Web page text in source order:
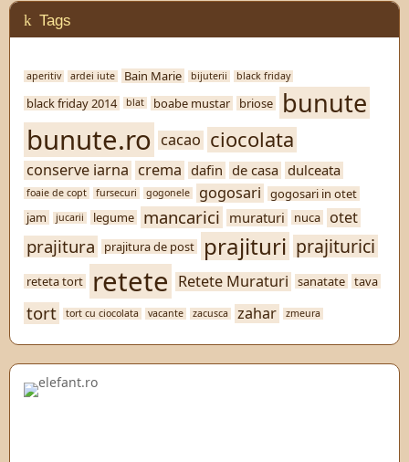
Tags
aperitiv ardei iute Bain Marie bijuterii black friday
black friday 2014 blat boabe mustar briose bunute
bunute.ro cacao ciocolata
conserve iarna crema dafin de casa dulceata
foaie de copt fursecuri gogonele gogosari
gogosari in otet
jam
jucarii legume mancarici muraturi nuca otet
prajitura prajitura de post prajituri prajiturici
reteta tort retete Retete Muraturi sanatate tava
tort tort cu ciocolata vacante zacusca zahar zmeura